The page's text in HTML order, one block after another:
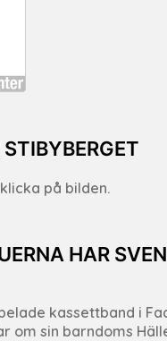
på bilden.
HAR
kassettband i
om sin barndoms